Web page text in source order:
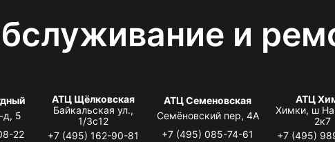
и
д, 5
22
АТЦ Щёлковская
Байкальская ул.,
1/3с12
+7 (495) 162-90-81
АТЦ Семеновская
Семёновский пер, 4А
+7 (495) 085-74-61
АТЦ
Химки, ш
2к7
+7 (495)